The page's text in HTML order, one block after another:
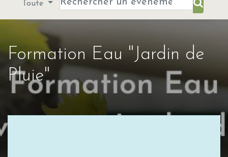
Toute
Formation Eau "Jardin de
Pluie"